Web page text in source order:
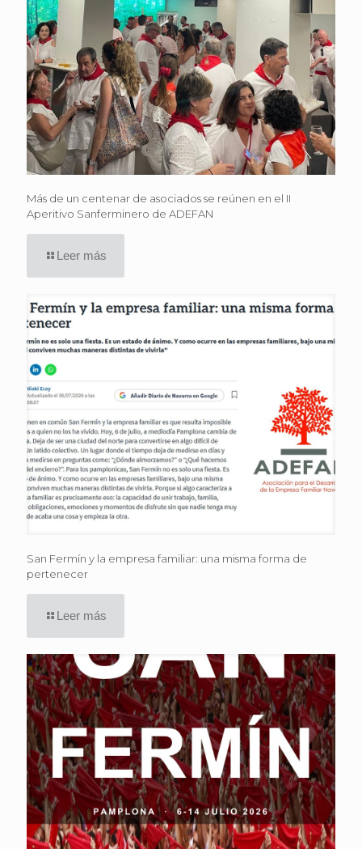
Más de un centenar de asociados se reúnen en el II
Aperitivo Sanferminero de ADEFAN
Leer más
San Fermín y la empresa familiar: una misma forma de
pertenecer
Leer más